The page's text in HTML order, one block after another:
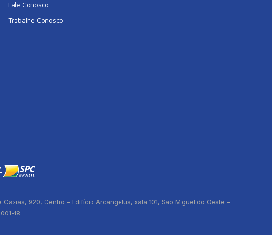
Fale Conosco
Trabalhe Conosco
920, Centro – Edifício Arcangelus, sala 101, São Miguel do Oeste –
18